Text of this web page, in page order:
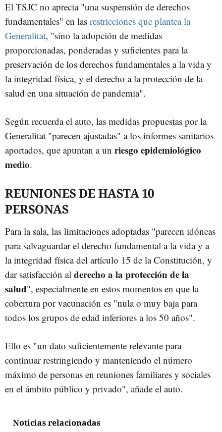
El TSJC no aprecia "una suspensión de derechos
fundamentales" en las restricciones que plantea la
Generalitat, "sino la adopción de medidas
proporcionadas, ponderadas y suficientes para la
preservación de los derechos fundamentales a la vida y
la integridad física, y el derecho a la protección de la
salud en una situación de pandemia".
Según recuerda el auto, las medidas propuestas por la
Generalitat "parecen ajustadas" a los informes sanitarios
aportados, que apuntan a un riesgo epidemiológico
medio.
REUNIONES DE HASTA 10
PERSONAS
Para la sala, las limitaciones adoptadas "parecen idóneas
para salvaguardar el derecho fundamental a la vida y a
la integridad física del artículo 15 de la Constitución, y
dar satisfacción al derecho a la protección de la
salud", especialmente en estos momentos en que la
cobertura por vacunación es "nula o muy baja para
todos los grupos de edad inferiores a los 50 años".
Ello es "un dato suficientemente relevante para
continuar restringiendo y manteniendo el número
máximo de personas en reuniones familiares y sociales
en el ámbito público y privado", añade el auto.
Noticias relacionadas